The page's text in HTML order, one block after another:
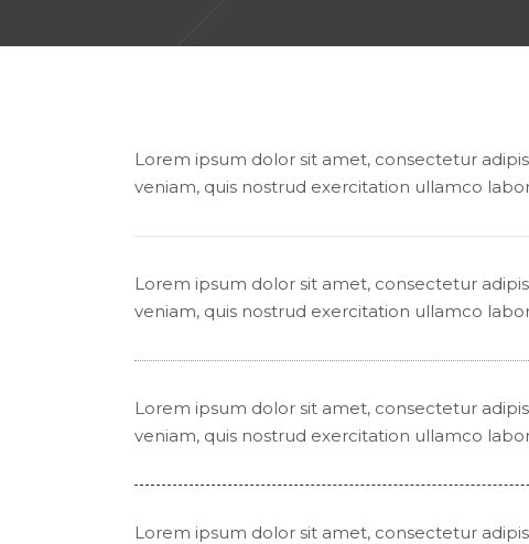
Lorem ipsum dolor sit amet, consectetur
veniam, quis nostrud exercitation ullamco
Lorem ipsum dolor sit amet, consectetur
veniam, quis nostrud exercitation ullamco
Lorem ipsum dolor sit amet, consectetur
veniam, quis nostrud exercitation ullamco
Lorem ipsum dolor sit amet, consectetur